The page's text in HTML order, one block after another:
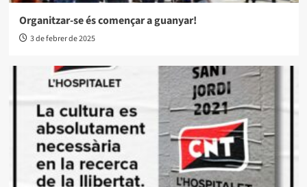
Organitzar-se és començar a guanyar!
3 de febrer de 2025